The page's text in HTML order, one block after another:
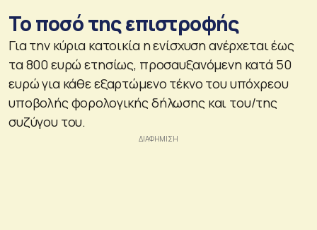
Το ποσό της επιστροφής
Για την κύρια κατοικία η ενίσχυση ανέρχεται έως
τα 800 ευρώ ετησίως, προσαυξανόμενη κατά 50
ευρώ για κάθε εξαρτώμενο τέκνο του υπόχρεου
υποβολής φορολογικής δήλωσης και του/της
συζύγου του.